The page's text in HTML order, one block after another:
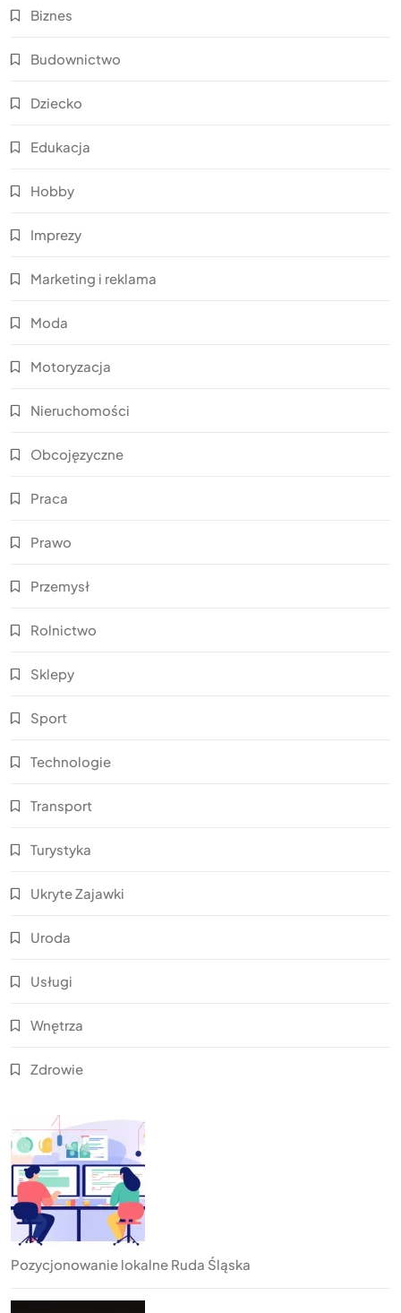
Biznes
Budownictwo
Dziecko
Edukacja
Hobby
Imprezy
Marketing i reklama
Moda
Motoryzacja
Nieruchomości
Obcojęzyczne
Praca
Prawo
Przemysł
Rolnictwo
Sklepy
Sport
Technologie
Transport
Turystyka
Ukryte Zajawki
Uroda
Usługi
Wnętrza
Zdrowie
Pozycjonowanie lokalne Ruda Śląska